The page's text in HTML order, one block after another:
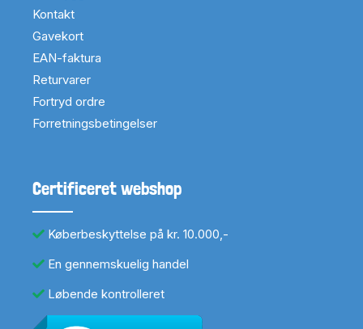
Kontakt
Gavekort
EAN-faktura
Returvarer
Fortryd ordre
Forretningsbetingelser
Certificeret webshop
Køberbeskyttelse på kr. 10.000,-
En gennemskuelig handel
Løbende kontrolleret